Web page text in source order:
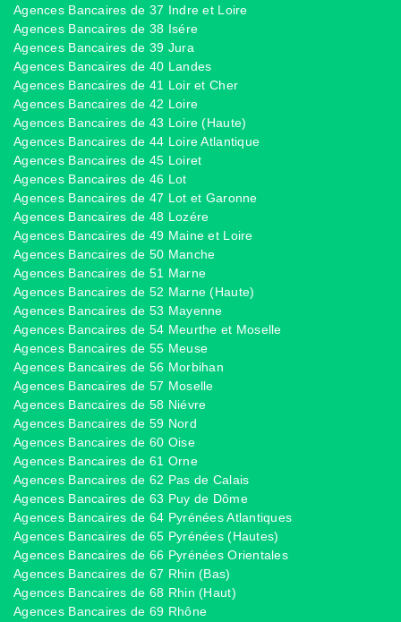
Agences Bancaires de 37 Indre et Loire
Agences Bancaires de 38 Isére
Agences Bancaires de 39 Jura
Agences Bancaires de 40 Landes
Agences Bancaires de 41 Loir et Cher
Agences Bancaires de 42 Loire
Agences Bancaires de 43 Loire (Haute)
Agences Bancaires de 44 Loire Atlantique
Agences Bancaires de 45 Loiret
Agences Bancaires de 46 Lot
Agences Bancaires de 47 Lot et Garonne
Agences Bancaires de 48 Lozére
Agences Bancaires de 49 Maine et Loire
Agences Bancaires de 50 Manche
Agences Bancaires de 51 Marne
Agences Bancaires de 52 Marne (Haute)
Agences Bancaires de 53 Mayenne
Agences Bancaires de 54 Meurthe et Moselle
Agences Bancaires de 55 Meuse
Agences Bancaires de 56 Morbihan
Agences Bancaires de 57 Moselle
Agences Bancaires de 58 Niévre
Agences Bancaires de 59 Nord
Agences Bancaires de 60 Oise
Agences Bancaires de 61 Orne
Agences Bancaires de 62 Pas de Calais
Agences Bancaires de 63 Puy de Dôme
Agences Bancaires de 64 Pyrénées Atlantiques
Agences Bancaires de 65 Pyrénées (Hautes)
Agences Bancaires de 66 Pyrénées Orientales
Agences Bancaires de 67 Rhin (Bas)
Agences Bancaires de 68 Rhin (Haut)
Agences Bancaires de 69 Rhône